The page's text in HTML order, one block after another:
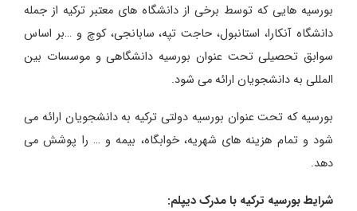
بورسیه هایی که توسط برخی از دانشگاه های معتبر ترکیه از جمله
دانشگاه آنکارا، استانبول، حاجت تپه، سابانجی، کوچ و …بر اساس
سوابق تحصیلی تحت عنوان بورسیه دانشگاهی و موسسات بین
المللی به دانشجویان ارائه می شود.
بورسیه که تحت عنوان بورسیه دولتی ترکیه به دانشجویان ارائه می
شود و تمام هزینه های شهریه، خوابگاه، بیمه و … را پوشش می
دهد.
شرایط بورسیه ترکیه با مدرک دیپلم: